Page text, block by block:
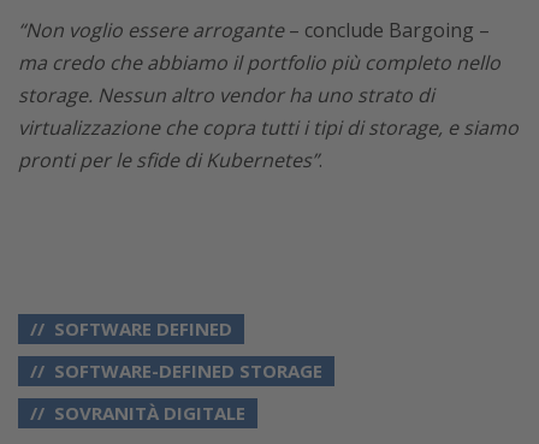
“Non voglio essere arrogante– conclude Bargoing –
ma credo che abbiamo il portfolio più completo nello
storage. Nessun altro vendor ha uno strato di
virtualizzazione che copra tutti i tipi di storage, e siamo
pronti per le sfide di Kubernetes”.
SOFTWARE DEFINED
SOFTWARE-DEFINED STORAGE
SOVRANITÀ DIGITALE